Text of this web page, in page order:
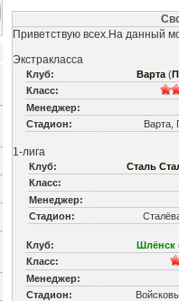
Приветствую всех.На данный
Экстракласса
Клуб: Варта(
Класс:
Менеджер:
Стадион:
Варта,
1-лига
Клуб: Сталь
Класс:
Менеджер:
Стадион:
Клуб: Шлёнск
Класс:
Менеджер:
Стадион: